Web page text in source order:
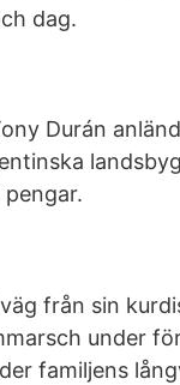
dag.
Durán
från sin
under
familjens